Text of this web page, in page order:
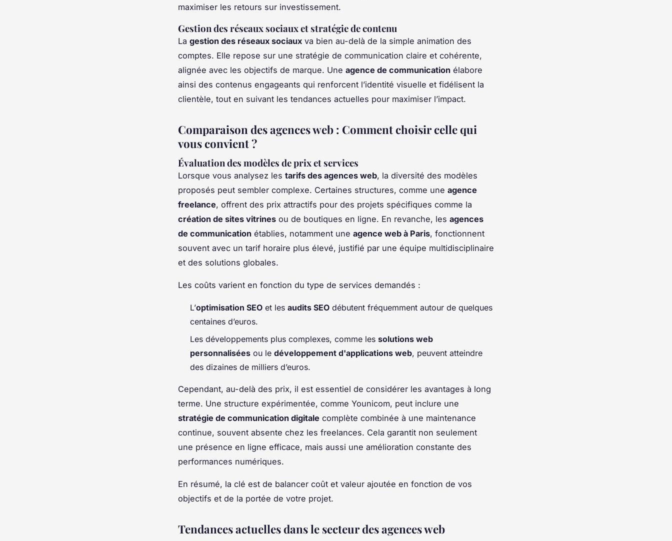
maximiser les retours sur investissement.
Gestion des réseaux sociaux et stratégie de contenu
La gestion des réseaux sociaux va bien au-delà de la simple animation des
comptes. Elle repose sur une stratégie de communication claire et cohérente,
alignée avec les objectifs de marque. Une agence de communication élabore
ainsi des contenus engageants qui renforcent l’identité visuelle et fidélisent la
clientèle, tout en suivant les tendances actuelles pour maximiser l’impact.
Comparaison des agences web : Comment choisir celle qui
vous convient ?
Évaluation des modèles de prix et services
Lorsque vous analysez les tarifs des agences web, la diversité des modèles
proposés peut sembler complexe. Certaines structures, comme une agence
freelance, offrent des prix attractifs pour des projets spécifiques comme la
création de sites vitrines ou de boutiques en ligne. En revanche, les agences
de communication établies, notamment une agence web à Paris, fonctionnent
souvent avec un tarif horaire plus élevé, justifié par une équipe multidisciplinaire
et des solutions globales.
Les coûts varient en fonction du type de services demandés :
L’optimisation SEO et les audits SEO débutent fréquemment autour de quelques
centaines d’euros.
Les développements plus complexes, comme les solutions web
personnalisées ou le développement d'applications web, peuvent atteindre
des dizaines de milliers d’euros.
Cependant, au-delà des prix, il est essentiel de considérer les avantages à long
terme. Une structure expérimentée, comme Younicom, peut inclure une
stratégie de communication digitale complète combinée à une maintenance
continue, souvent absente chez les freelances. Cela garantit non seulement
une présence en ligne efficace, mais aussi une amélioration constante des
performances numériques.
En résumé, la clé est de balancer coût et valeur ajoutée en fonction de vos
objectifs et de la portée de votre projet.
Tendances actuelles dans le secteur des agences web